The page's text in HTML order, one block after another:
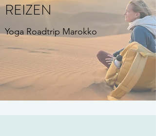
REIZEN
Yoga Roadtrip Marokko